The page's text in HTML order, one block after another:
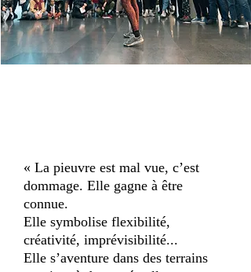
« La pieuvre est mal vue, c’est
dommage. Elle gagne à être
connue.
Elle symbolise flexibilité,
créativité, imprévisibilité...
Elle s’aventure dans des terrains